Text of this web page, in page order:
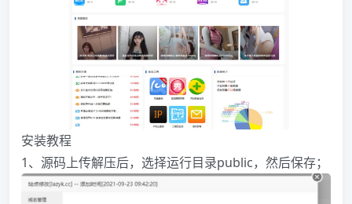
安装教程
1、源码上传解压后，选择运行目录public，然后保存；